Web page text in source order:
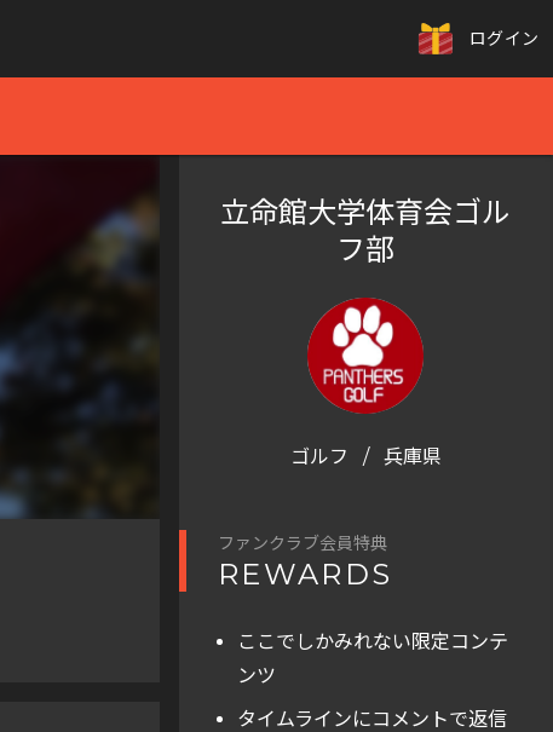
ログイン
立命館大学体育会ゴル
フ部
ゴルフ / 兵庫県
ファンクラブ会員特典
REWARDS
ここでしかみれない限定コンテ
ンツ
タイムラインにコメントで返信